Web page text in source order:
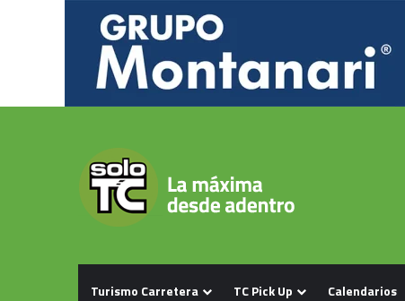
Turismo Carretera TC Pick Up Calendarios